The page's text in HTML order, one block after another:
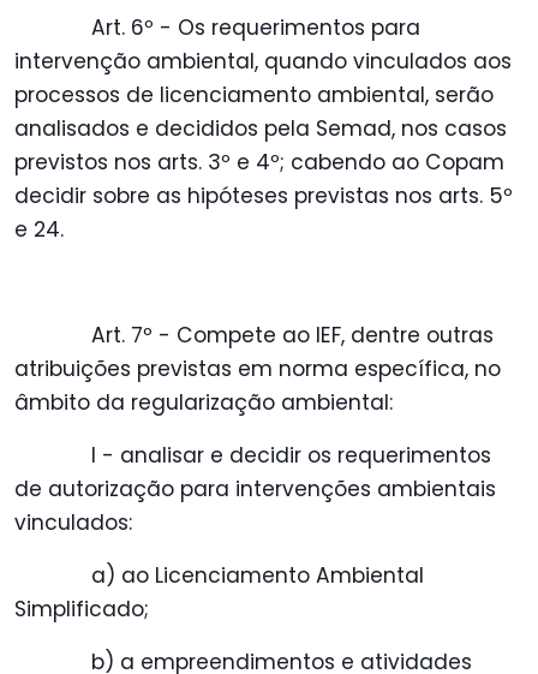
Art. 6º - Os requerimentos para
intervenção ambiental, quando vinculados aos
processos de licenciamento ambiental, serão
analisados e decididos pela Semad, nos casos
previstos nos arts. 3º e 4º; cabendo ao Copam
decidir sobre as hipóteses previstas nos arts. 5º
e 24.
Art. 7º - Compete ao IEF, dentre outras
atribuições previstas em norma específica, no
âmbito da regularização ambiental:
I - analisar e decidir os requerimentos
de autorização para intervenções ambientais
vinculados:
a) ao Licenciamento Ambiental
Simplificado;
b) a empreendimentos e atividades